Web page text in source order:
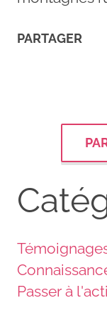
PARTAGER
Passer à